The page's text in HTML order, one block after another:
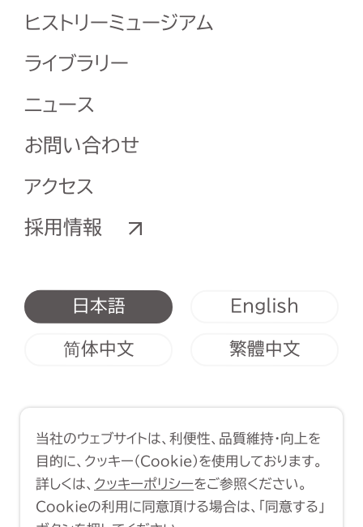
ヒストリーミュージアム
ライブラリー
ニュース
お問い合わせ
アクセス
採用情報
日本語 English
简体中文 繁體中文
Copyright (C) 1998-2026 Yasui
Architects & Engineers, Inc.
当社のウェブサイトは、利便性、品質維持・向上を
目的に、クッキー（Cookie）を使用しております。
詳しくは、 クッキーポリシーをご参照ください。
Cookieの利用に同意頂ける場合は、「同意する」